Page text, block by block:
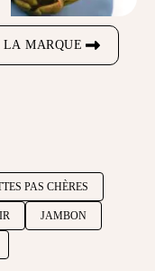
LA MARQUE
PAS CHÈRES
JAMBON